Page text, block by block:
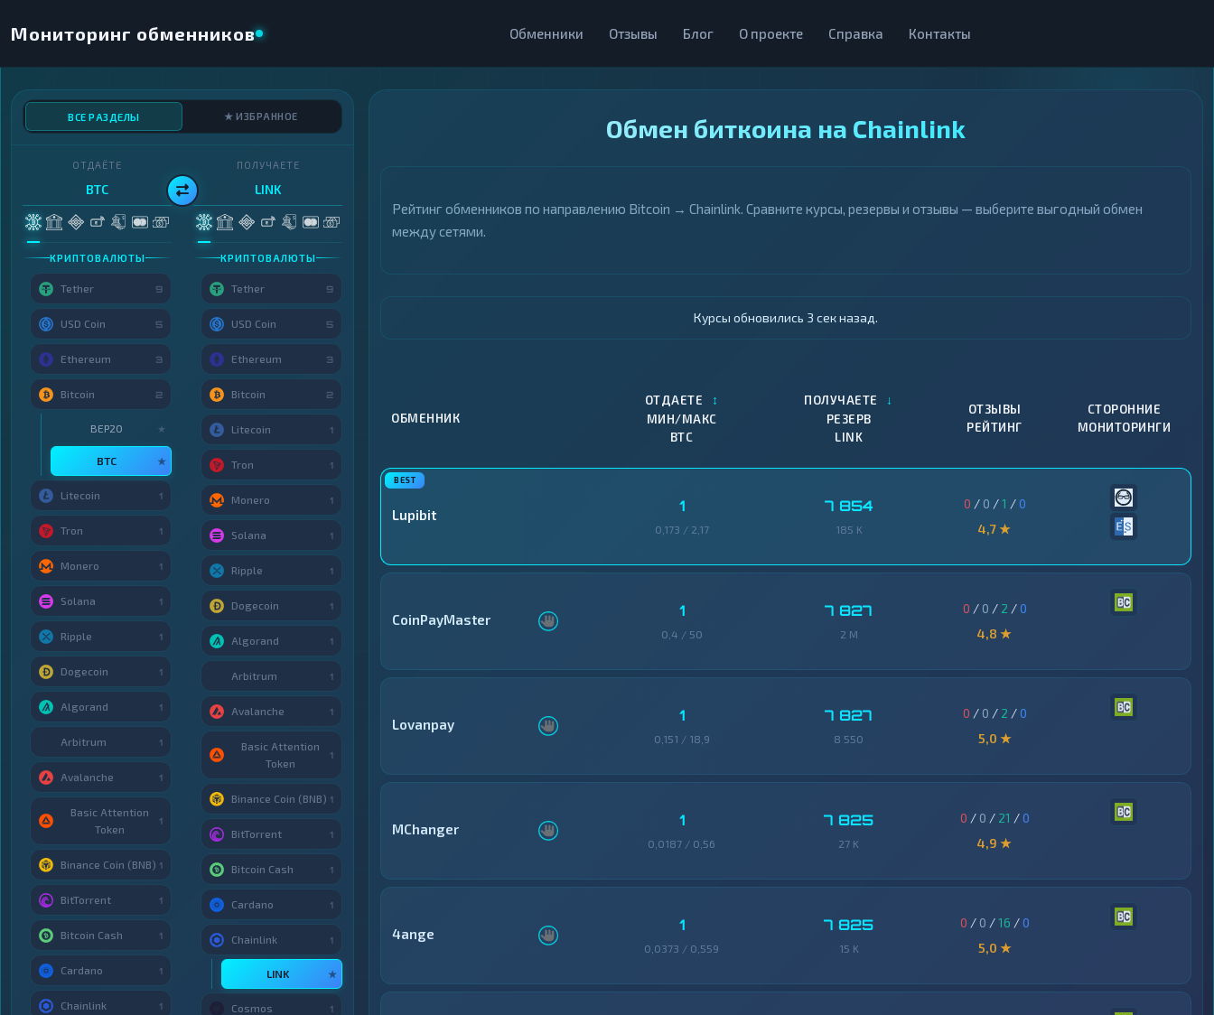
Мониторинг обменников Обменники Отзывы Блог О проекте Справка Контакты
Обмен биткоина на Chainlink
Рейтинг обменников по направлению Bitcoin → Chainlink. Сравните курсы, резервы и отзывы — выберите выгодный обмен
между сетями.
Курсы обновились 4 сек назад.
ОБМЕННИК
ОТДАЕТЕ ↕
МИН/МАКС
BTC
ПОЛУЧАЕТЕ ↓
РЕЗЕРВ
LINK
ОТЗЫВЫ
РЕЙТИНГ
СТОРОННИЕ
МОНИТОРИНГИ
Lupibit 1
0,173 / 2,17
7 854
185 K
0 / 0 /1 /0
4,7 ★
CoinPayMaster 1
0,4 / 50
7 827
2 M
0 / 0 / 2 /0
4,8 ★
Lovanpay 1
0,151 / 18,9
7 827
8 550
0 / 0 / 2 /0
5,0 ★
MChanger 1
0,0187 / 0,56
7 825
27 K
0 / 0 / 21 /0
4,9 ★
4ange 1
0,0373 / 0,559
7 825
15 K
0 / 0 /16 /0
5,0 ★
ВСЕ РАЗДЕЛЫ ★ ИЗБРАННОЕ
ОТДАЁТЕ
BTC
КРИПТОВАЛЮТЫ
Tether 9
USD Coin 5
Ethereum 3
Bitcoin 2
BEP20 ★
BTC ★
Litecoin 1
Tron 1
Monero 1
Solana 1
Ripple 1
Dogecoin 1
Algorand 1
Arbitrum 1
Avalanche 1
Basic Attention
Token
1
Binance Coin (BNB) 1
BitTorrent 1
Bitcoin Cash 1
Cardano 1
Chainlink 1
ПОЛУЧАЕТЕ
LINK
КРИПТОВАЛЮТЫ
Tether 9
USD Coin 5
Ethereum 3
Bitcoin 2
Litecoin 1
Tron 1
Monero 1
Solana 1
Ripple 1
Dogecoin 1
Algorand 1
Arbitrum 1
Avalanche 1
Basic Attention
Token
1
Binance Coin (BNB) 1
BitTorrent 1
Bitcoin Cash 1
Cardano 1
Chainlink 1
LINK ★
Cosmos 1